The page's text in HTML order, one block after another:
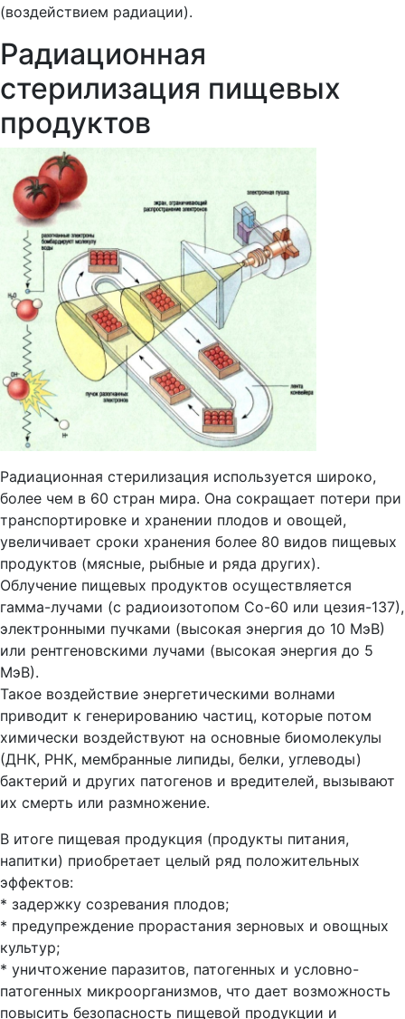
(воздействием радиации).
Радиационная
стерилизация пищевых
продуктов
Радиационная стерилизация используется широко,
более чем в 60 стран мира. Она сокращает потери при
транспортировке и хранении плодов и овощей,
увеличивает сроки хранения более 80 видов пищевых
продуктов (мясные, рыбные и ряда других).
Облучение пищевых продуктов осуществляется
гамма-лучами (с радиоизотопом Со-60 или цезия-137),
электронными пучками (высокая энергия до 10 МэВ)
или рентгеновскими лучами (высокая энергия до 5
МэВ).
Такое воздействие энергетическими волнами
приводит к генерированию частиц, которые потом
химически воздействуют на основные биомолекулы
(ДНК, РНК, мембранные липиды, белки, углеводы)
бактерий и других патогенов и вредителей, вызывают
их смерть или размножение.
В итоге пищевая продукция (продукты питания,
напитки) приобретает целый ряд положительных
эффектов:
* задержку созревания плодов;
* предупреждение прорастания зерновых и овощных
культур;
* уничтожение паразитов, патогенных и условно-
патогенных микроорганизмов, что дает возможность
повысить безопасность пищевой продукции и